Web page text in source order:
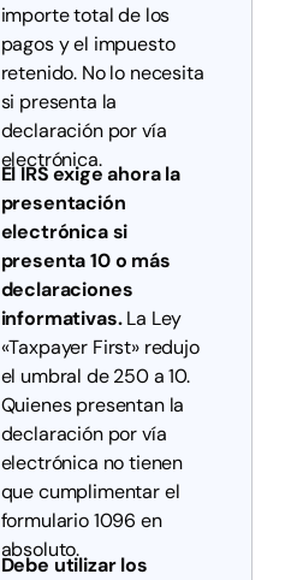
importe total de los
pagos y el impuesto
retenido. No lo necesita
si presenta la
declaración por vía
electrónica.
El IRS exige ahora la
presentación
electrónica si
presenta 10 o más
declaraciones
informativas.La Ley
«Taxpayer First» redujo
el umbral de 250 a 10.
Quienes presentan la
declaración por vía
electrónica no tienen
que cumplimentar el
formulario 1096 en
absoluto.
Debe utilizar los